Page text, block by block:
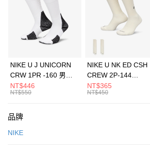
3 期 0 利率 每期
合作金庫商業銀行
第一商業銀行
華南商業銀行
彰化商業銀行
上海商業儲蓄銀行
元大商業銀行
台灣樂天信用卡公司
Apple Pay
全盈+PAY
AFTEE先享後付
【關於「AFTEE先享後付」】
便利好安心！
運送方式
NIKE U J UNICORN
CRW 1PR -160 男女
中統襪 FZ3393100
NT$446
NT$550
NIKE U NK ED CSH
CREW 2P-144
EMBRDY 男女 短統襪
FZ3073133
NT$365
NT$450
品牌
NIKE